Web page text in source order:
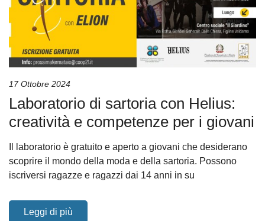
17 Ottobre 2024
Laboratorio di sartoria con Helius:
creatività e competenze per i giovani
Il laboratorio è gratuito e aperto a giovani che desiderano
scoprire il mondo della moda e della sartoria. Possono
iscriversi ragazze e ragazzi dai 14 anni in su
Leggi di più